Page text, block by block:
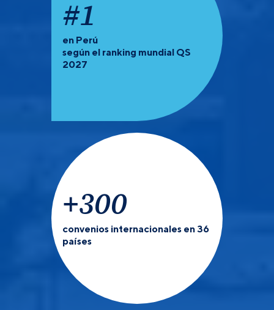
#1
en Perú
según el ranking mundial QS
2027
+300
convenios internacionales en 36
países